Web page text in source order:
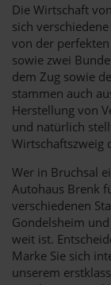
Die Wirtschaft
sich
von der
sowie zwei
dem Zug sowie
stammen auch
Herstellung von
und natürlich
Wirtschaftszweig
Wer in Bruchsal
Autohaus Brenk
verschiedenen
Gondelsheim
weit ist.
Marke Sie sich
unserem